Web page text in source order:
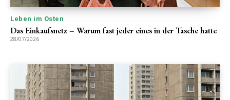
Leben im Osten
Das Einkaufsnetz – Warum fast jeder eines in der Tasche hatte
28/07/2026